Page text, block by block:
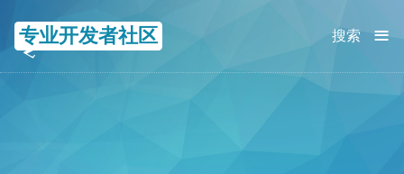
专业开发者社区 ≡
搜索